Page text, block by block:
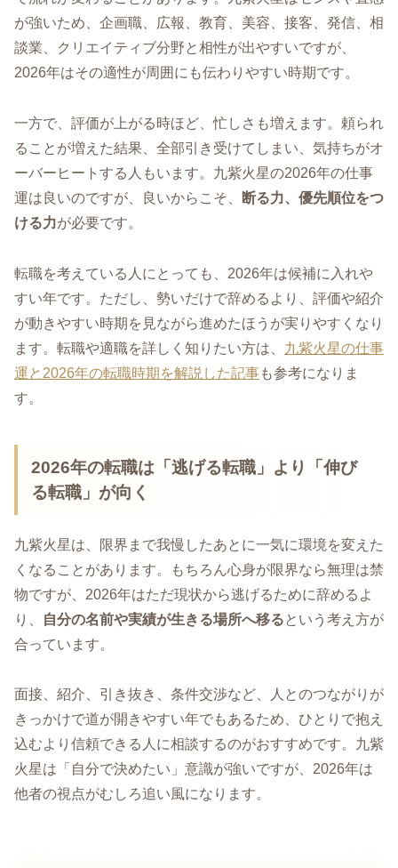
が強いため、企画職、広報、教育、美容、接客、発信、相
談業、クリエイティブ分野と相性が出やすいですが、
2026年はその適性が周囲にも伝わりやすい時期です。
一方で、評価が上がる時ほど、忙しさも増えます。頼られ
ることが増えた結果、全部引き受けてしまい、気持ちがオ
ーバーヒートする人もいます。九紫火星の2026年の仕事
運は良いのですが、良いからこそ、
断る力、優先順位をつ
ける力が必要です。
転職を考えている人にとっても、2026年は候補に入れや
すい年です。ただし、勢いだけで辞めるより、評価や紹介
が動きやすい時期を見ながら進めたほうが実りやすくなり
ます。転職や適職を詳しく知りたい方は、 九紫火星の仕事
運と2026年の転職時期を解説した記事も参考になりま
す。
2026年の転職は「逃げる転職」より「伸び
る転職」が向く
九紫火星は、限界まで我慢したあとに一気に環境を変えた
くなることがあります。もちろん心身が限界なら無理は禁
物ですが、2026年はただ現状から逃げるために辞めるよ
り、
自分の名前や実績が生きる場所へ移るという考え方が
合っています。
面接、紹介、引き抜き、条件交渉など、人とのつながりが
きっかけで道が開きやすい年でもあるため、ひとりで抱え
込むより信頼できる人に相談するのがおすすめです。九紫
火星は「自分で決めたい」意識が強いですが、2026年は
他者の視点がむしろ追い風になります。